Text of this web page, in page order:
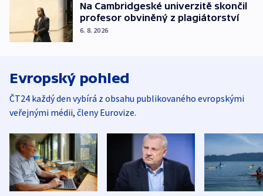
Na Cambridgeské univerzitě skončil
profesor obviněný z plagiátorství
6. 8. 2026
Evropský pohled
ČT24 každý den vybírá z obsahu publikovaného evropskými
veřejnými médii, členy Eurovize.